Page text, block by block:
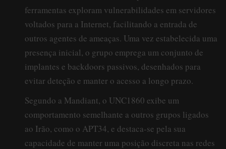
ferramentas exploram vulnerabilidades em servidores
voltados para a Internet, facilitando a entrada de
outros agentes de ameaças. Uma vez estabelecida uma
presença inicial, o grupo emprega um conjunto de
implantes e backdoors passivos, desenhados para
evitar deteção e manter o acesso a longo prazo.
Segundo a Mandiant, o UNC1860 exibe um
comportamento semelhante a outros grupos ligados
ao Irão, como o APT34, e destaca-se pela sua
capacidade de manter uma posição discreta nas redes